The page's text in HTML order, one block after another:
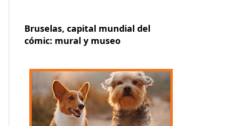
Bruselas, capital mundial del
cómic: mural y museo